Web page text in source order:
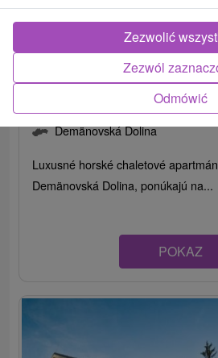
Lux & Wellness Apartments
Demänovská Dolina
Demänovská Dolina
Luxusné horské chaletové
Demänovská Dolina, ponúkajú na...
POKAZ
Odmówić
Zezwól
Zezwolić